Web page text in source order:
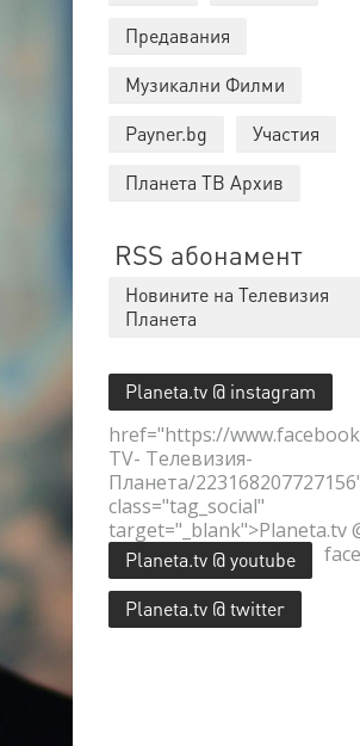
Предавания
Музикални Филми
Payner.bg
Участия
Планета ТВ Архив
RSS абонамент
Новините на Телевизия
Планета
Planeta.tv @ instagram
href="https://
TV- Телевизия-
Планета/
class="tag_social"
target="_blank">Planeta.tv
Planeta.tv @ youtube
Planeta.tv @ twitter